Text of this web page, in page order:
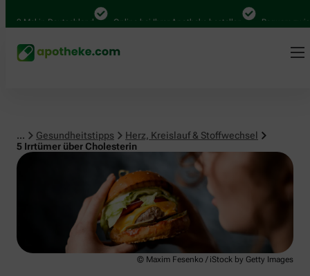
Mal in Deutschland Online bei Ihrer Apotheke bestellen Bequem
... Gesundheitstipps
Herz, Kreislauf & Stoffwechsel
5 Irrtümer über Cholesterin
Herz, Kreislauf & Stoffwechsel
© Maxim Fesenko / iStock by Getty Images